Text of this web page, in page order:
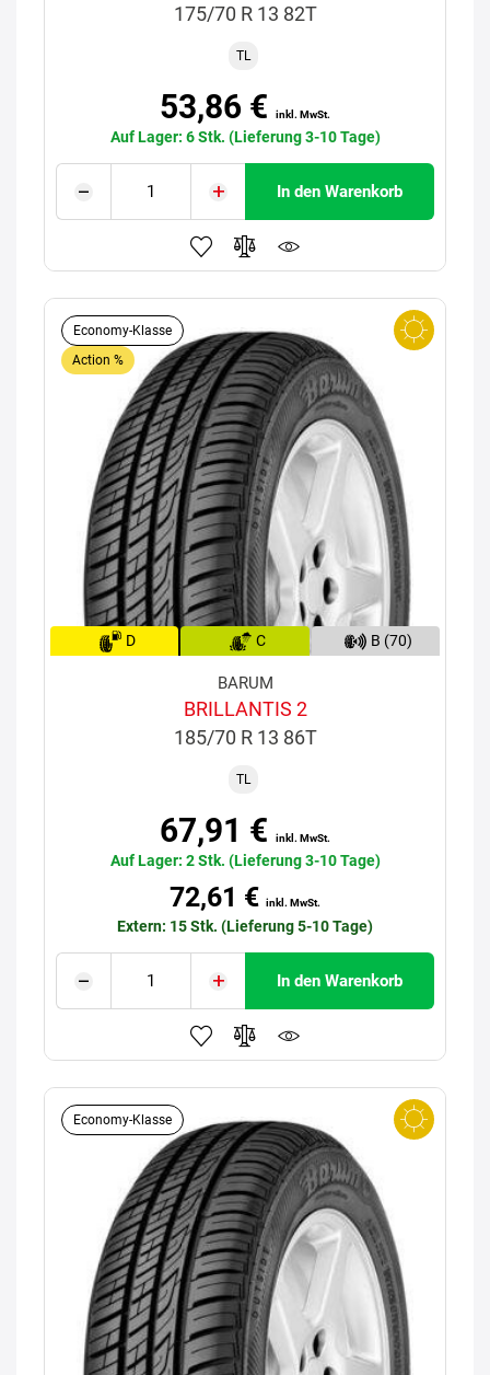
175/70 R 13 82T
TL
53,86 € inkl. MwSt.
Auf Lager: 6 Stk. (Lieferung 3-10 Tage)
In den Warenkorb
Economy-Klasse
Action %
D C B (70)
BARUM
BRILLANTIS 2
185/70 R 13 86T
TL
67,91 € inkl. MwSt.
Auf Lager: 2 Stk. (Lieferung 3-10 Tage)
72,61 € inkl. MwSt.
Extern: 15 Stk. (Lieferung 5-10 Tage)
In den Warenkorb
Economy-Klasse